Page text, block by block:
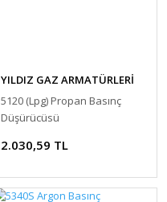
YILDIZ GAZ ARMATÜRLERİ
5120 (Lpg) Propan Basınç
Düşürücüsü
2.030,59 TL